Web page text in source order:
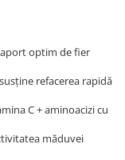
optim de fier
refacerea rapidă
C + aminoacizi cu
măduvei